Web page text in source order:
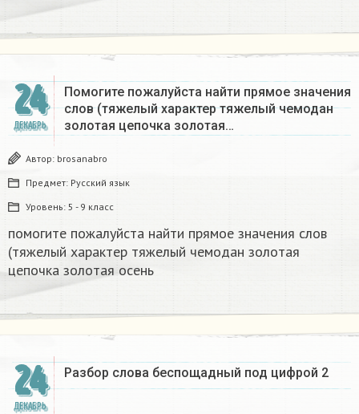
24
ДЕКАБРЬ
Помогите пожалуйста найти прямое значения
слов (тяжелый характер тяжелый чемодан
золотая цепочка золотая…
Автор: brosanabro
Предмет: Русский язык
Уровень: 5 - 9 класс
помогите пожалуйста найти прямое значения слов
(тяжелый характер тяжелый чемодан золотая
цепочка золотая осень
24
ДЕКАБРЬ
Разбор слова беспощадный под цифрой 2